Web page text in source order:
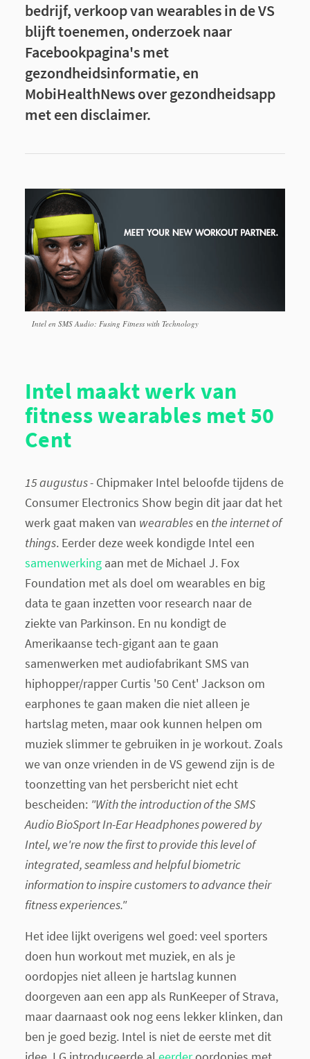
bedrijf,verkoop van wearables in de VS
blijft toenemen, onderzoek naar
Facebookpagina's met
gezondheidsinformatie, en
MobiHealthNews over gezondheidsapp
met een disclaimer.
Intel en SMS Audio: Fusing Fitness with Technology
Intel maakt werk van
fitness wearables met 50
Cent
15 augustus -Chipmaker Intel beloofde tijdens de
Consumer Electronics Show begin dit jaar dat het
werk gaat maken van wearablesen the internet of
things. Eerder deze week kondigde Intel een
samenwerking aan met de Michael J. Fox
Foundation met als doel om wearables en big
data te gaan inzetten voor research naar de
ziekte van Parkinson. En nu kondigt de
Amerikaanse tech-gigant aan te gaan
samenwerken met audiofabrikant SMS van
hiphopper/rapper Curtis '50 Cent' Jackson om
earphones te gaan maken die niet alleen je
hartslag meten, maar ook kunnen helpen om
muziek slimmer te gebruiken in je workout. Zoals
we van onze vrienden in de VS gewend zijn is de
toonzetting van het persbericht niet echt
bescheiden: "With the introduction of the SMS
Audio BioSport In-Ear Headphones powered by
Intel, we're now the first to provide this level of
integrated, seamless and helpful biometric
information to inspire customers to advance their
fitness experiences."
Het idee lijkt overigens wel goed: veel sporters
doen hun workout met muziek, en als je
oordopjes niet alleen je hartslag kunnen
doorgeven aan een app als RunKeeper of Strava,
maar daarnaast ook nog eens lekker klinken, dan
ben je goed bezig. Intel is niet de eerste met dit